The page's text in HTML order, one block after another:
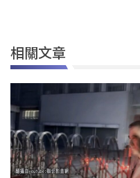
相關文章